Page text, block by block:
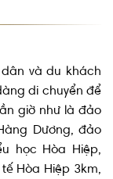
di chuyển để
giờ như là đảo
Dương, đảo
học Hòa Hiệp,
Hòa Hiệp 3km,
ngập mặn